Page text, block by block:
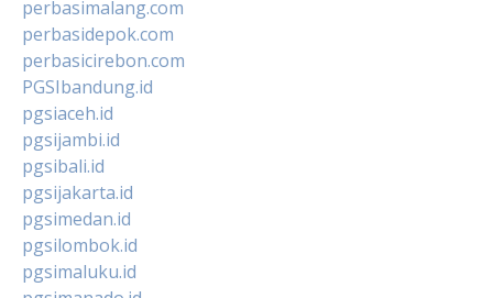
perbasimalang.com
perbasidepok.com
perbasicirebon.com
PGSIbandung.id
pgsiaceh.id
pgsijambi.id
pgsibali.id
pgsijakarta.id
pgsimedan.id
pgsilombok.id
pgsimaluku.id